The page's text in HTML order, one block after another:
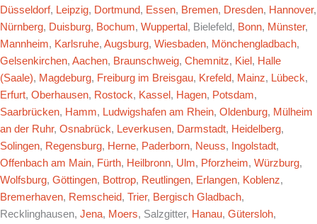
Düsseldorf, Leipzig, Dortmund, Essen, Bremen, Dresden, Hannover,
Nürnberg, Duisburg, Bochum, Wuppertal , Bielefeld, Bonn, Münster,
Mannheim, Karlsruhe, Augsburg, Wiesbaden, Mönchengladbach,
Gelsenkirchen, Aachen, Braunschweig, Chemnitz, Kiel , Halle
(Saale), Magdeburg, Freiburg im Breisgau, Krefeld, Mainz, Lübeck,
Erfurt, Oberhausen, Rostock, Kassel , Hagen, Potsdam,
Saarbrücken, Hamm, Ludwigshafen am Rhein, Oldenburg, Mülheim
an der Ruhr, Osnabrück, Leverkusen, Darmstadt, Heidelberg,
Solingen, Regensburg, Herne, Paderborn, Neuss, Ingolstadt,
Offenbach am Main, Fürth, Heilbronn, Ulm, Pforzheim, Würzburg,
Wolfsburg, Göttingen, Bottrop, Reutlingen, Erlangen, Koblenz,
Bremerhaven, Remscheid, Trier, Bergisch Gladbach,
Recklinghausen, Jena, Moers, Salzgitter, Hanau, Gütersloh,